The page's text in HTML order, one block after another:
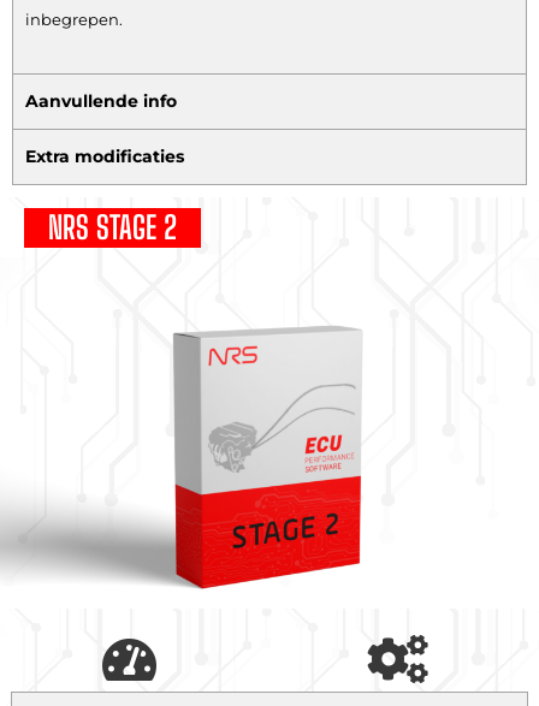
inbegrepen.
Aanvullende info
Extra modificaties
NRS STAGE 2